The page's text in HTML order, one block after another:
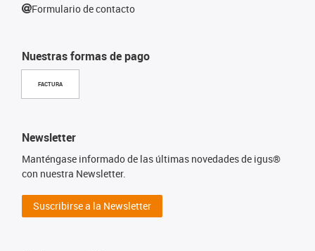
Nuestras formas de pago
FACTURA
Formulario de contacto
Newsletter
Manténgase informado de las últimas novedades de igus®
con nuestra Newsletter.
Suscribirse a la Newsletter